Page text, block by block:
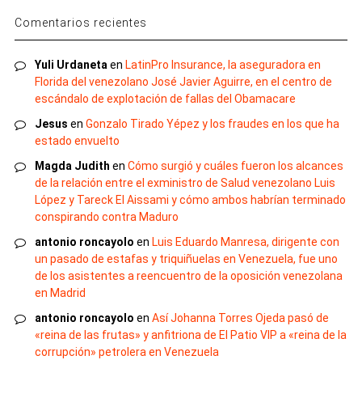
Comentarios recientes
Yuli Urdaneta en LatinPro Insurance, la aseguradora en
Florida del venezolano José Javier Aguirre, en el centro de
escándalo de explotación de fallas del Obamacare
Jesus en Gonzalo Tirado Yépez y los fraudes en los que ha
estado envuelto
Magda Judith en Cómo surgió y cuáles fueron los alcances
de la relación entre el exministro de Salud venezolano Luis
López y Tareck El Aissami y cómo ambos habrían terminado
conspirando contra Maduro
antonio roncayolo en Luis Eduardo Manresa, dirigente con
un pasado de estafas y triquiñuelas en Venezuela, fue uno
de los asistentes a reencuentro de la oposición venezolana
en Madrid
antonio roncayolo en Así Johanna Torres Ojeda pasó de
«reina de las frutas» y anfitriona de El Patio VIP a «reina de la
corrupción» petrolera en Venezuela